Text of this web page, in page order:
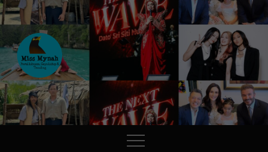
MissMynah
Portal Hiburan, Gaya Hidup
& Trending